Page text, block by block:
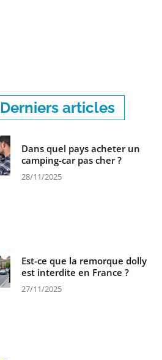
Derniers articles
Dans quel pays acheter un
camping-car pas cher ?
28/11/2025
Est-ce que la remorque dolly
est interdite en France ?
27/11/2025